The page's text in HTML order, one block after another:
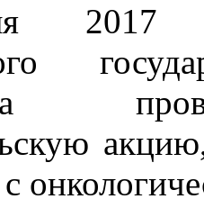
2017